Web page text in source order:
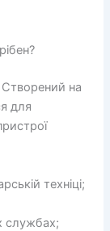
Створений на
для
техніці;
службах;